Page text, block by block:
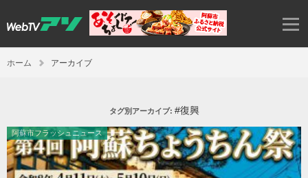
ホーム アーカイブ
タグ別アーカイブ: #復興
阿蘇市フラッシュニュース